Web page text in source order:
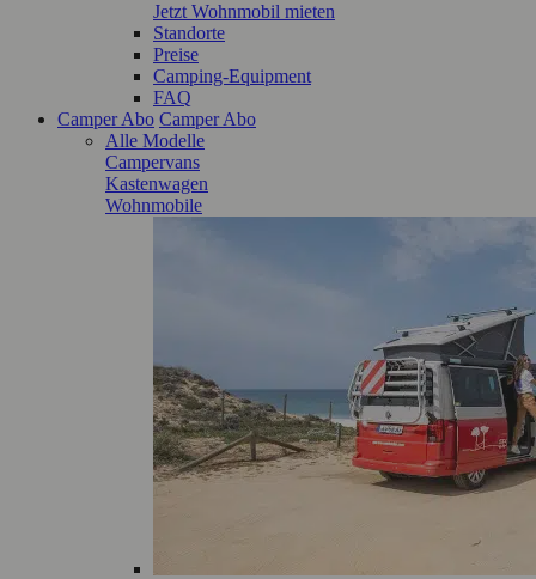
Jetzt Wohnmobil mieten
Standorte
Preise
Camping-Equipment
FAQ
Camper Abo Camper Abo
Alle Modelle
Campervans
Kastenwagen
Wohnmobile